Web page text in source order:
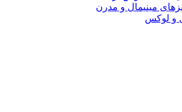
مینیمال و مدرن
و لوکس